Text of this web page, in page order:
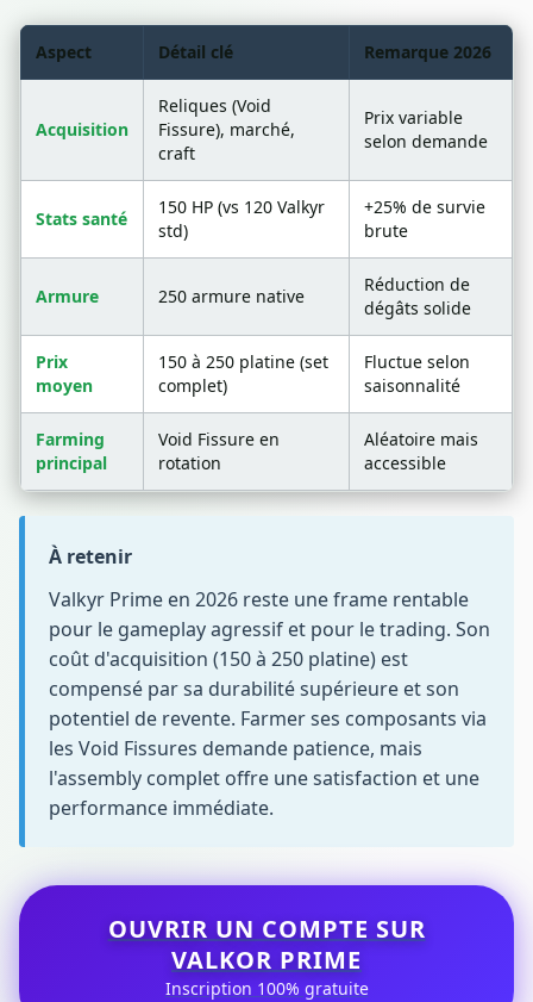
Aspect Détail clé Remarque 2026
Acquisition
Reliques (Void
Fissure), marché,
craft
Prix variable
selon demande
Stats santé
150 HP (vs 120 Valkyr
std)
+25% de survie
brute
Armure 250 armure native
Réduction de
dégâts solide
Prix
moyen
150 à 250 platine (set
complet)
Fluctue selon
saisonnalité
Farming
principal
Void Fissure en
rotation
Aléatoire mais
accessible
À retenir
Valkyr Prime en 2026 reste une frame rentable
pour le gameplay agressif et pour le trading. Son
coût d'acquisition (150 à 250 platine) est
compensé par sa durabilité supérieure et son
potentiel de revente. Farmer ses composants via
les Void Fissures demande patience, mais
l'assembly complet offre une satisfaction et une
performance immédiate.
OUVRIR UN COMPTE SUR
VALKOR PRIME
Inscription 100% gratuite